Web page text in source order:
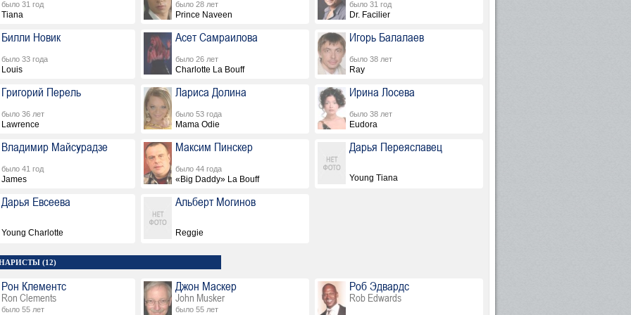
было 31 год
Tiana
было 28 лет
Prince Naveen
было 31 год
Dr. Facilier
Билли Новик
было 33 года
Louis
Асет Самраилова
было 26 лет
Charlotte La Bouff
Игорь Балалаев
было 38 лет
Ray
Григорий Перель
было 36 лет
Lawrence
Лариса Долина
было 53 года
Mama Odie
Ирина Лосева
было 38 лет
Eudora
Владимир Майсурадзе
было 41 год
James
Максим Пинскер
было 44 года
«Big Daddy» La Bouff
Дарья Переяславец
Young Tiana
Дарья Евсеева
Young Charlotte
Альберт Могинов
Reggie
(12)
Рон Клементс
Ron Clements
было 55 лет
Джон Маскер
John Musker
было 55 лет
Роб Эдвардс
Rob Edwards